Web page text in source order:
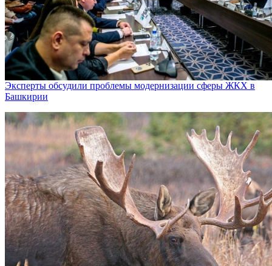
Эксперты обсудили проблемы модернизации сферы ЖКХ в
Башкирии